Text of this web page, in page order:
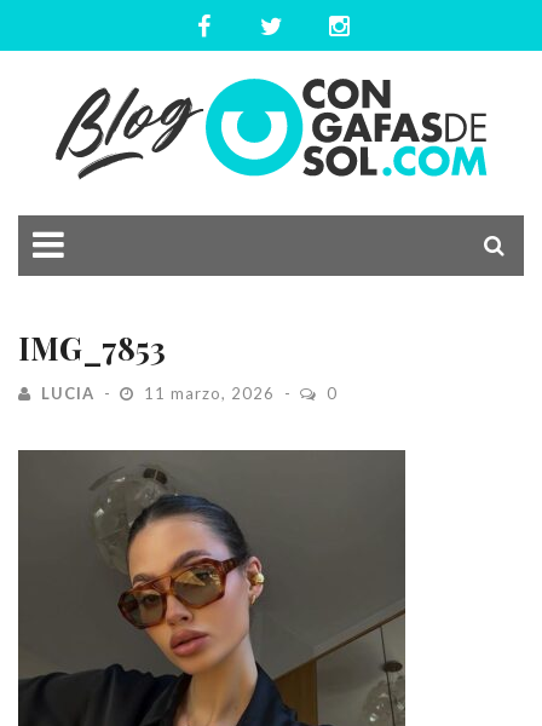
IMG_7853
LUCIA 11 marzo, 2026 0